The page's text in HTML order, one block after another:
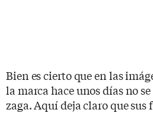
Bien es cierto que en las
la marca hace unos días no
zaga. Aquí deja claro que